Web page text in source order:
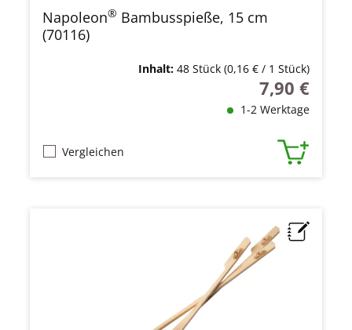
Napoleon® Bambusspieße, 15 cm
(70116)
Inhalt: 48 Stück (0,16 € / 1 Stück)
Regulärer
7,90 €
1-2 Werktage
Vergleichen